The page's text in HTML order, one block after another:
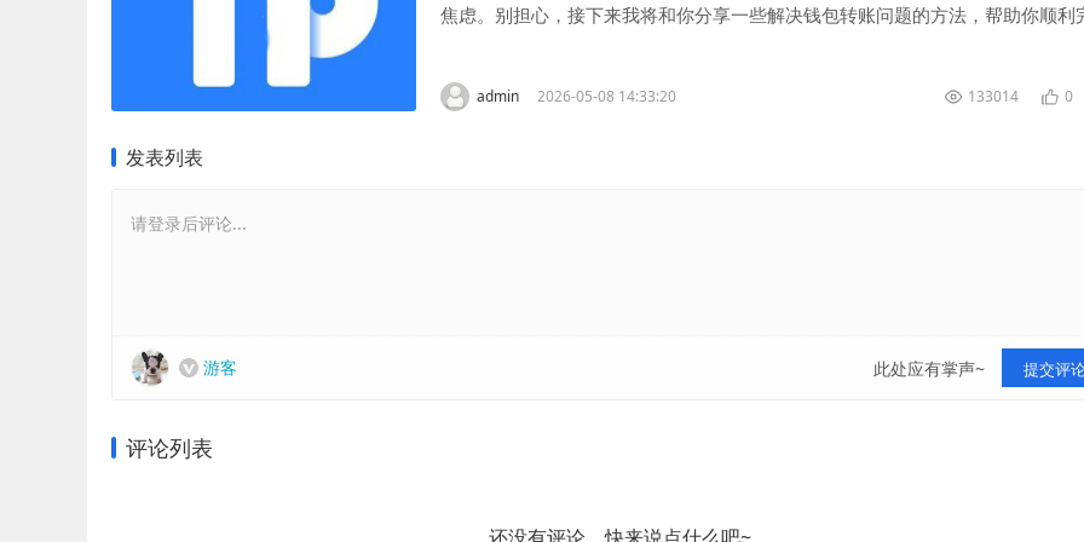
焦虑。别担心，接下来我将和你分享一些解决钱包转账问题的方法，帮助你顺利
admin 2026-05-08 14:33:20 133014 0
发表列表
请登录后评论...
游客 此处应有掌声~ 提交评
评论列表